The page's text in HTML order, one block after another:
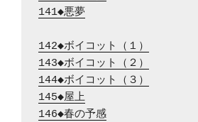
141◆悪夢
142◆ボイコット（１）
143◆ボイコット（２）
144◆ボイコット（３）
145◆屋上
146◆春の予感